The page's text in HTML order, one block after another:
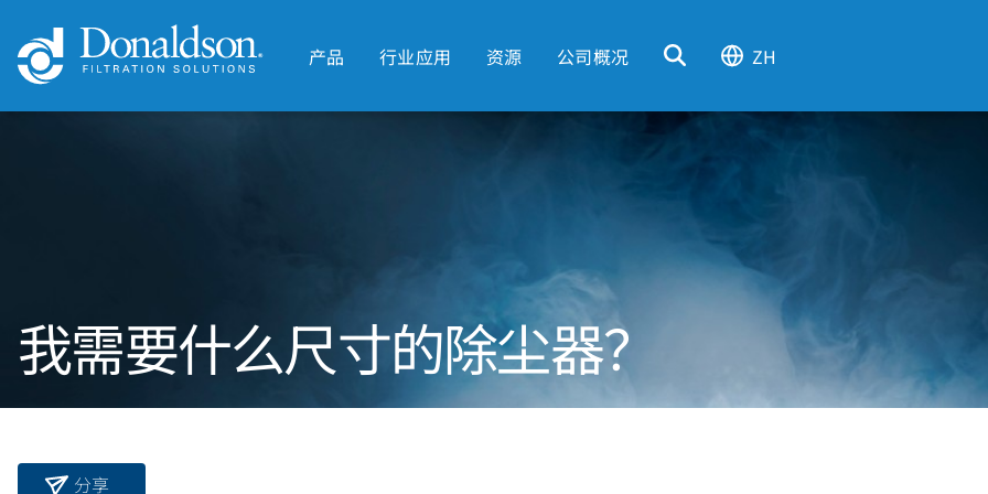
产品 行业应用 资源 公司概况 ZH
我需要什么尺寸的除尘器？
分享